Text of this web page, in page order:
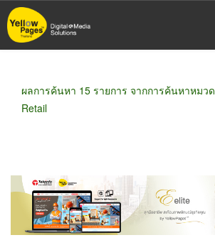
ข้าม
ไป
ผลการค้นหา 15 รายการ จากการค้นหาหมว
Retail
ขายส่ง ขายปลีก ผู้ผลิต
ผู้ส่งออก/นำเข้า
ธุรกิจบริการ